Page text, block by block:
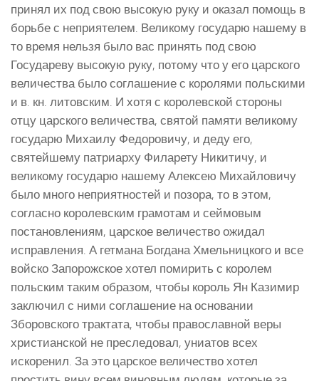
принял их под свою высокую руку и оказал помощь в
борьбе с неприятелем. Великому государю нашему в
то время нельзя было вас принять под свою
Государеву высокую руку, потому что у его царского
величества было соглашение с королями польскими
и в. кн. литовским. И хотя с королевской стороны
отцу царского величества, святой памяти великому
государю Михаилу Федоровичу, и деду его,
святейшему патриарху Филарету Никитичу, и
великому государю нашему Алексею Михайловичу
было много неприятностей и позора, то в этом,
согласно королевским грамотам и сеймовым
постановлениям, царское величество ожидал
исправления. А гетмана Богдана Хмельницкого и все
войско Запорожское хотел помирить с королем
польским таким образом, чтобы король Ян Казимир
заключил с ними соглашение на основании
Зборовского трактата, чтобы православной веры
христианской не преследовал, униатов всех
искоренил. За это царское величество хотел